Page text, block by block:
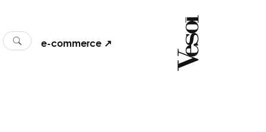
e-commerce ↗